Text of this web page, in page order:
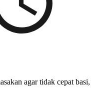
agar tidak cepat basi,